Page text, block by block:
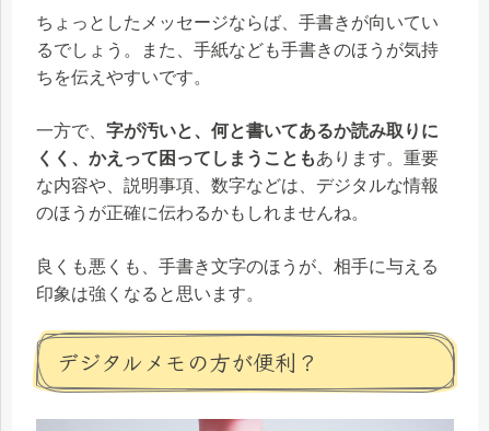
ちょっとしたメッセージならば、手書きが向いてい
るでしょう。また、手紙なども手書きのほうが気持
ちを伝えやすいです。
一方で、 字が汚いと、何と書いてあるか読み取りに
くく、かえって困ってしまうこともあります。重要
な内容や、説明事項、数字などは、デジタルな情報
のほうが正確に伝わるかもしれませんね。
良くも悪くも、手書き文字のほうが、相手に与える
印象は強くなると思います。
デジタルメモの方が便利？